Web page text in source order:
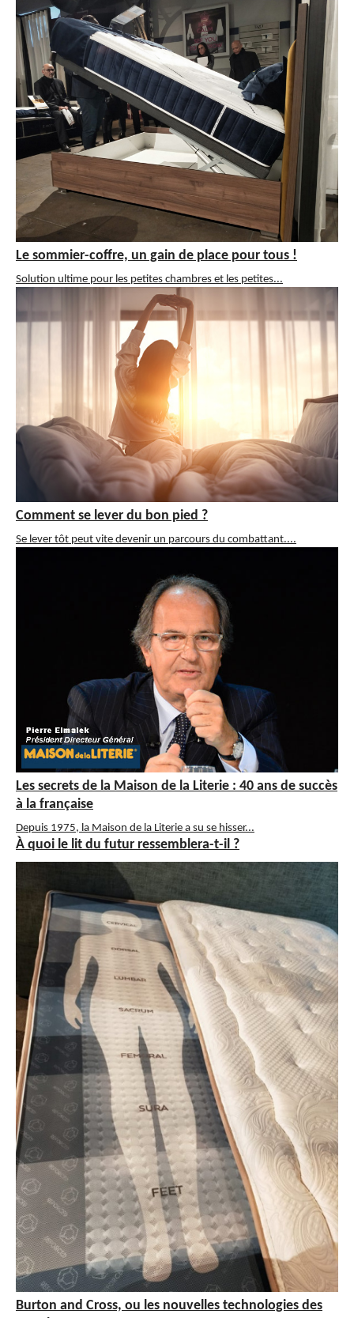
Le sommier-coffre, un gain de place pour tous !
Solution ultime pour les petites chambres et les petites...
Comment se lever du bon pied ?
Se lever tôt peut vite devenir un parcours du combattant....
Les secrets de la Maison de la Literie : 40 ans de succès
à la française
Depuis 1975, la Maison de la Literie a su se hisser...
À quoi le lit du futur ressemblera-t-il ?
Burton and Cross, ou les nouvelles technologies des